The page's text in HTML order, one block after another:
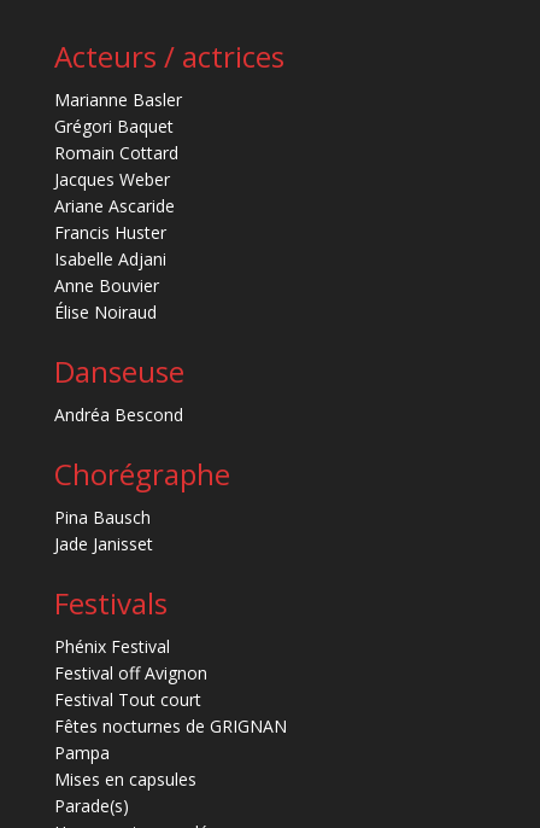
Acteurs / actrices
Marianne Basler
Grégori Baquet
Romain Cottard
Jacques Weber
Ariane Ascaride
Francis Huster
Isabelle Adjani
Anne Bouvier
Élise Noiraud
Danseuse
Andréa Bescond
Chorégraphe
Pina Bausch
Jade Janisset
Festivals
Phénix Festival
Festival off Avignon
Festival Tout court
Fêtes nocturnes de GRIGNAN
Pampa
Mises en capsules
Parade(s)